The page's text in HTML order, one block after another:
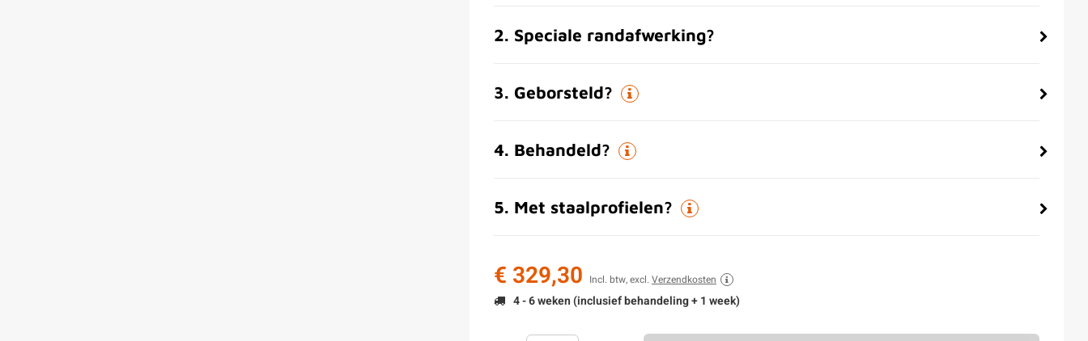
2. Speciale randafwerking?
3. Geborsteld?
4. Behandeld?
5. Met staalprofielen?
€ 329,30 Incl. btw, excl. Verzendkosten
4 - 6 weken (inclusief behandeling + 1 week)